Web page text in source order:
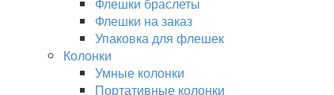
Флешки на заказ
Упаковка для флешек
Колонки
Умные колонки
Портативные колонки